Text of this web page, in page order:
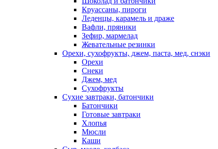
Круассаны, пироги
Леденцы, карамель и драже
Вафли, пряники
Зефир, мармелад
Жевательные резинки
Орехи, сухофрукты, джем, паста, мед, снэки
Орехи
Снеки
Джем, мед
Сухофрукты
Сухие завтраки, батончики
Батончики
Готовые завтраки
Хлопья
Мюсли
Каши